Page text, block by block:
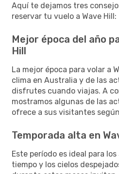
Aquí te dejamos tres
reservar tu vuelo a Wave Hill:
Mejor época del año
Hill
La mejor época para volar a
clima en Australia y de las
disfrutes cuando viajas. A
mostramos algunas de las
ofrece a sus visitantes
Temporada alta en
Este período es ideal para
tiempo y los cielos